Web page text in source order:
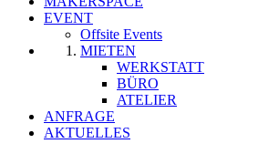
EVENT
Offsite Events
MIETEN
WERKSTATT
BÜRO
ATELIER
ANFRAGE
AKTUELLES